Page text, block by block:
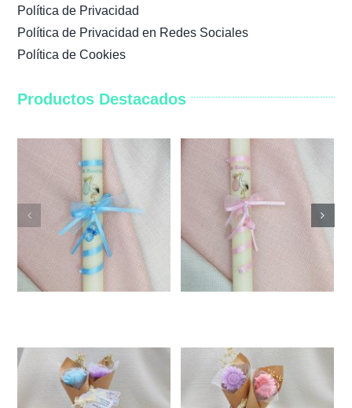
Política de Privacidad
Política de Privacidad en Redes Sociales
Política de Cookies
Productos Destacados